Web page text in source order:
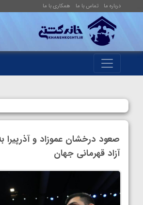
درباره ما تماس با ما همکاری با ما
صعود درخشان عموزاد و آذرپیرا
آزاد قهرمانی جهان